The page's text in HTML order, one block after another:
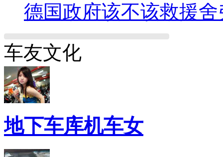
德国政府该不该救援舍
车友文化
地下车库机车女